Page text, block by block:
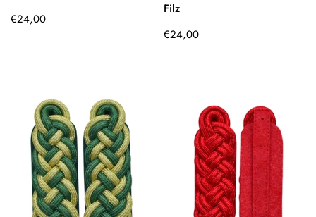
Regulärer
€24,00
Filz
Regulärer
€24,00